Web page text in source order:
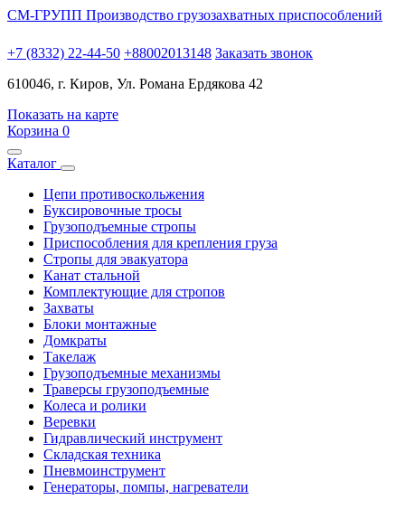
СМ-ГРУПП Производство грузозахватных приспособлений
+7 (8332) 22-44-50 +88002013148 Заказать звонок
610046, г. Киров, Ул. Романа Ердякова 42
Показать на карте
Корзина 0
Каталог
Цепи противоскольжения
Буксировочные тросы
Грузоподъемные стропы
Приспособления для крепления груза
Стропы для эвакуатора
Канат стальной
Комплектующие для стропов
Захваты
Блоки монтажные
Домкраты
Такелаж
Грузоподъемные механизмы
Траверсы грузоподъемные
Колеса и ролики
Веревки
Гидравлический инструмент
Складская техника
Пневмоинструмент
Генераторы, помпы, нагреватели